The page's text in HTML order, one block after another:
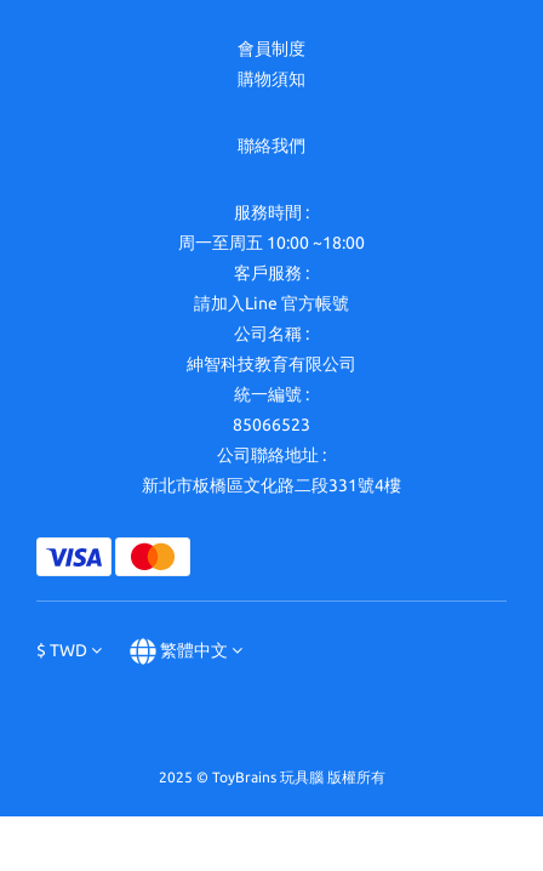
會員制度
購物須知
聯絡我們
服務時間 :
周一至周五 10:00 ~18:00
客戶服務 :
請加入Line 官方帳號
公司名稱 :
紳智科技教育有限公司
統一編號 :
85066523
公司聯絡地址 :
新北市板橋區文化路二段331號4樓
$ TWD 繁體中文
2025 © ToyBrains 玩具腦 版權所有